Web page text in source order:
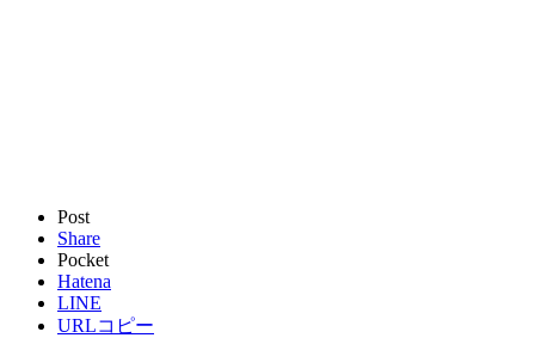
Post
Share
Pocket
Hatena
LINE
URLコピー